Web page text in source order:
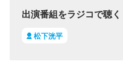
出演番組をラジコで聴く
松下洸平